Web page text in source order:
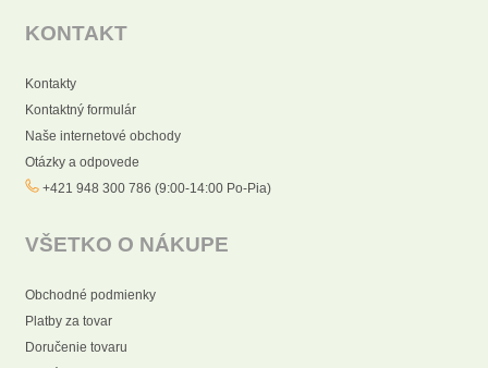
KONTAKT
Kontakty
Kontaktný formulár
Naše internetové obchody
Otázky a odpovede
+421 948 300 786 (9:00-14:00 Po-Pia)
VŠETKO O NÁKUPE
Obchodné podmienky
Platby za tovar
Doručenie tovaru